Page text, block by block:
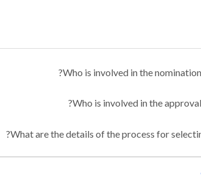
Who is involved in the
Who is involved in the
What are the details of the process for